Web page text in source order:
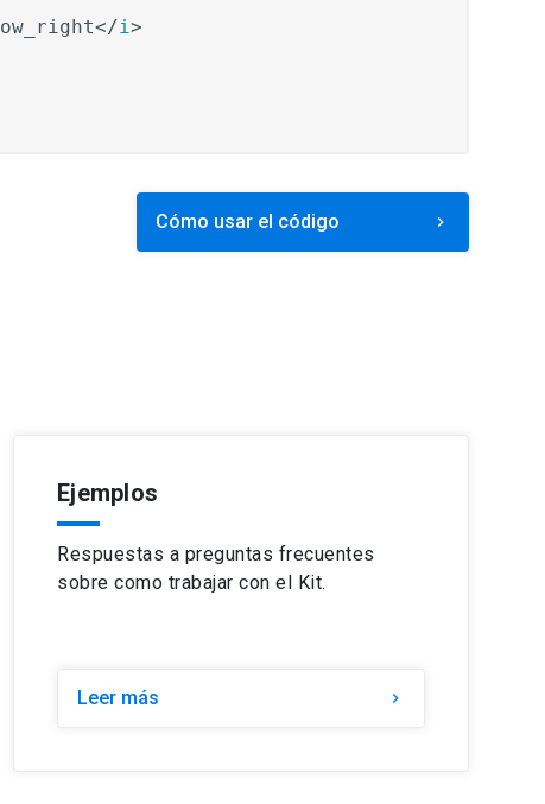
</i>
Cómo usar el código chevron_right
Ejemplos
Respuestas a preguntas frecuentes
sobre como trabajar con el Kit.
Leer más chevron_right